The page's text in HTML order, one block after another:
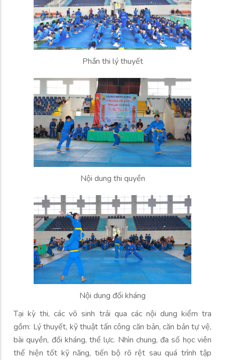
Phần thi lý thuyết
Nội dung thi quyền
Nội dung đối kháng
Tại kỳ thi, các võ sinh trải qua các nội dung kiểm tra
gồm: Lý thuyết, kỹ thuật tấn công căn bản, căn bản tự vệ,
bài quyền, đối kháng, thể lực. Nhìn chung, đa số học viên
thể hiện tốt kỹ năng, tiến bộ rõ rệt sau quá trình tập